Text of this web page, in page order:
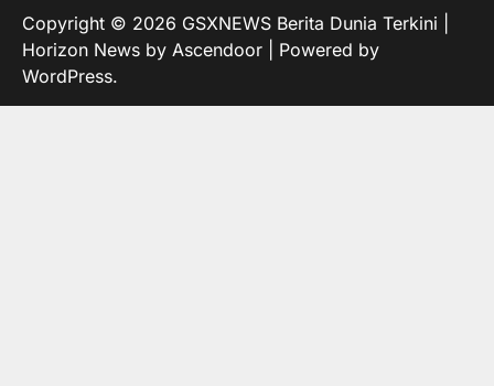
Copyright © 2026 GSXNEWS Berita Dunia Terkini
Horizon News by Ascendoor | Powered by
WordPress.